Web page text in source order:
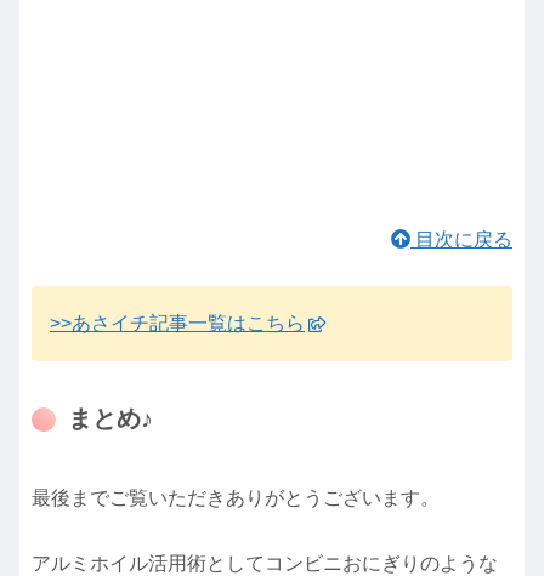
目次に戻る
>>あさイチ記事一覧はこちら
まとめ♪
最後までご覧いただきありがとうございます。
アルミホイル活用術としてコンビニおにぎりのような